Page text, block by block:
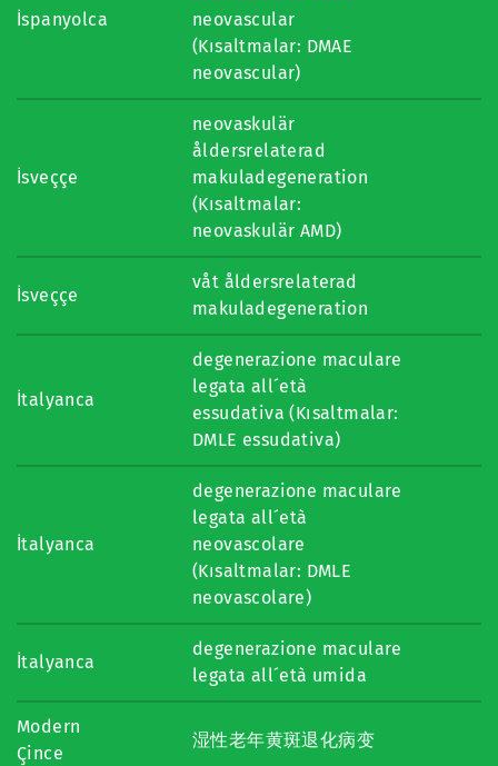
İspanyolca
neovascular
(Kısaltmalar: DMAE
neovascular)
İsveççe
neovaskulär
åldersrelaterad
makuladegeneration
(Kısaltmalar:
neovaskulär AMD)
İsveççe
våt åldersrelaterad
makuladegeneration
İtalyanca
degenerazione maculare
legata all´età
essudativa (Kısaltmalar:
DMLE essudativa)
İtalyanca
degenerazione maculare
legata all´età
neovascolare
(Kısaltmalar: DMLE
neovascolare)
İtalyanca
degenerazione maculare
legata all´età umida
Modern
Çince
湿性老年黄斑退化病变